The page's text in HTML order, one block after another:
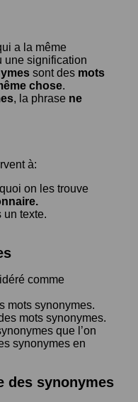
a la même
une signification
sont des mots
chose.
, la phrase ne
à:
on les trouve
un texte.
comme
mots synonymes.
mots synonymes.
que l’on
synonymes en
des synonymes